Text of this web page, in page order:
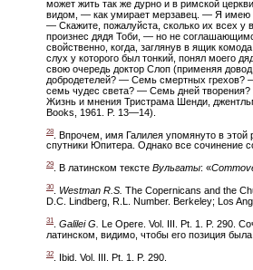
может жить так же дурно и в римской
видом, — как умирает мерзавец. — Я имею
— Скажите, пожалуйста, сколько их всех
произнес дядя Тоби, — но не
свойственно, когда, заглянув в ящик
слух у которого был тонкий, понял моего
свою очередь доктор Слоп (применяя
добродетелей? — Семь смертных
семь чудес света? — Семь дней
Жизнь и мнения Тристрама Шенди,
Books, 1961. P. 13—14).
28
. Впрочем, имя Галилея упомянуто в
спутники Юпитера. Однако все сочинение
29 . В латинском тексте Вульгаты: «
30 Westman R.S. The Copernicans and the
D.C. Lindberg, R.L. Number. Berkeley; Los
31 Galilei G. Le Opere. Vol. III. Pt. 1. P. 290.
латинском, видимо, чтобы его позиция
32 . Ibid. Vol. III. Pt. 1. P. 290.